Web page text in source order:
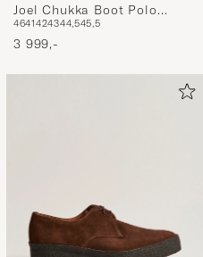
Joel Chukka Boot Polo
Snuff Suede
4641424344,545,5
3 999,-